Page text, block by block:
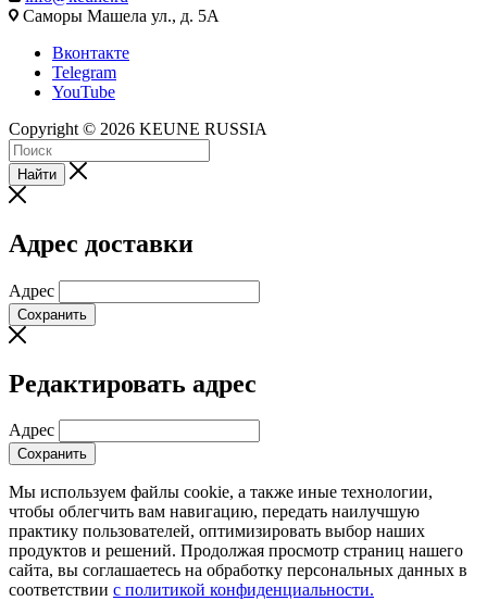
Саморы Машела ул., д. 5А
Вконтакте
Telegram
YouTube
Copyright © 2026 KEUNE RUSSIA
Найти
Адрес доставки
Адрес
Сохранить
Редактировать адрес
Адрес
Сохранить
Мы используем файлы cookie, а также иные технологии,
чтобы облегчить вам навигацию, передать наилучшую
практику пользователей, оптимизировать выбор наших
продуктов и решений. Продолжая просмотр страниц нашего
сайта, вы соглашаетесь на обработку персональных данных в
соответствии с политикой конфиденциальности.